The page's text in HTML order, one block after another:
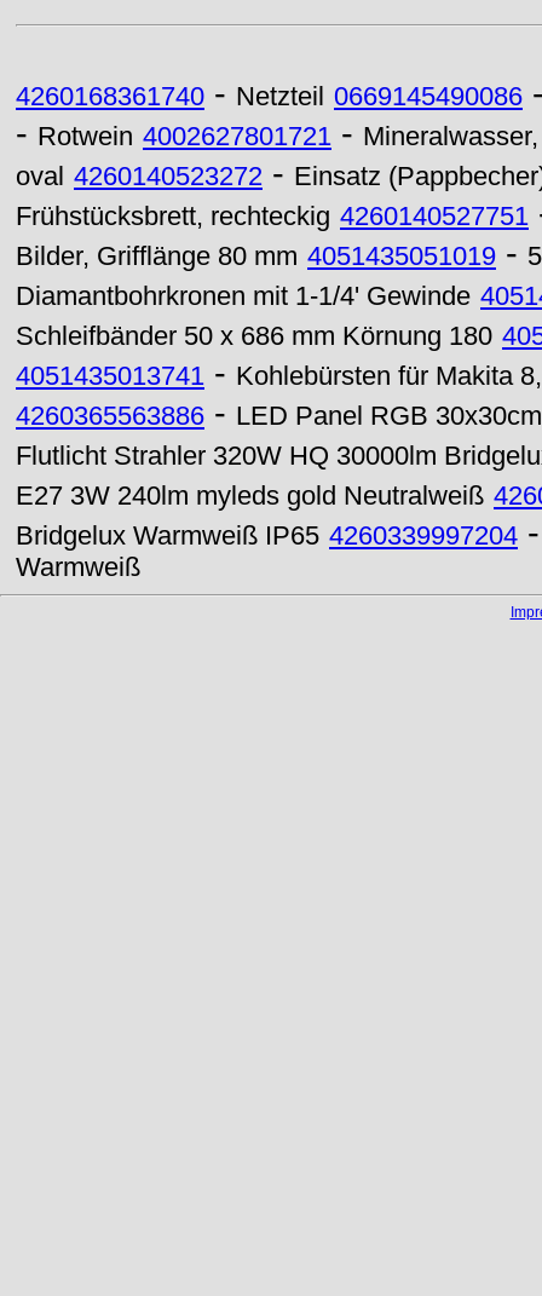
4260168361740 - Netzteil 0669145490086
- Rotwein 4002627801721 -
oval 4260140523272 - Einsatz
Frühstücksbrett, rechteckig 4260140527751
Bilder, Grifflänge 80 mm 4051435051019 -
Diamantbohrkronen mit 1-1/4' Gewinde
Schleifbänder 50 x 686 mm Körnung 180
4051435013741 - Kohlebürsten für Makita
4260365563886 - LED Panel RGB
Flutlicht Strahler 320W HQ 30000lm
E27 3W 240lm myleds gold Neutralweiß
Bridgelux Warmweiß IP65 4260339997204
Warmweiß